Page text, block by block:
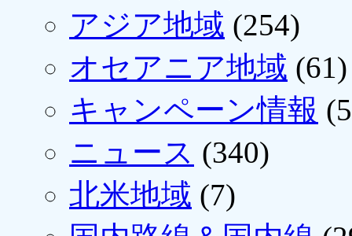
アジア地域 (254)
オセアニア地域 (61)
キャンペーン情報
ニュース (340)
北米地域 (7)